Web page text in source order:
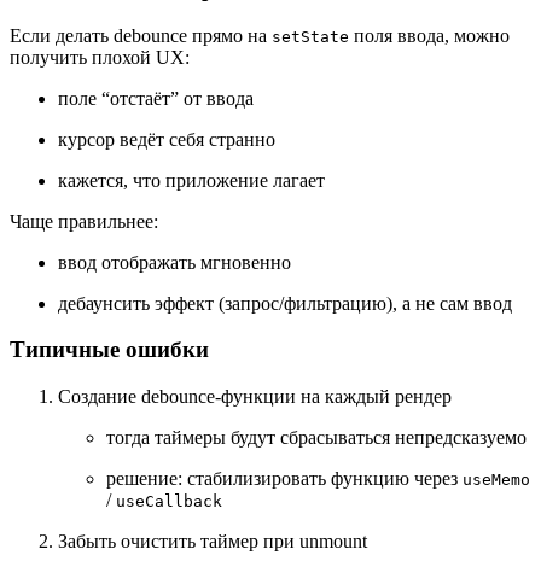
Если делать debounce прямо на setState поля ввода, можно
получить плохой UX:
поле “отстаёт” от ввода
курсор ведёт себя странно
кажется, что приложение лагает
Чаще правильнее:
ввод отображать мгновенно
дебаунсить эффект (запрос/фильтрацию), а не сам ввод
Типичные ошибки
Создание debounce-функции на каждый рендер
тогда таймеры будут сбрасываться непредсказуемо
решение: стабилизировать функцию через useMemo
/ useCallback
Забыть очистить таймер при unmount